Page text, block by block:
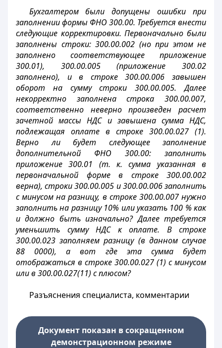
Бухгалтером были допущены ошибки при
заполнении формы ФНО 300.00. Требуется внести
следующие корректировки. Первоначально были
заполнены строки: 300.00.002 (но при этом не
заполнено соответствующее приложение
300.01), 300.00.005 (приложение 300.02
заполнено), и в строке 300.00.006 завышен
оборот на сумму строки 300.00.005. Далее
некорректно заполнена строка 300.00.007,
соответственно неверно произведен расчет
зачетной массы НДС и завышена сумма НДС,
подлежащая оплате в строке 300.00.027 (1).
Верно ли будет следующее заполнение
дополнительной ФНО 300.00: заполнить
приложение 300.01 (т. к. сумма указанная в
первоначальной форме в строке 300.00.002
верна), строки 300.00.005 и 300.00.006 заполнить
с минусом на разницу, в строке 300.00.007 нужно
заполнить на разницу 10% или указать 100 % как
и должно быть изначально? Далее требуется
уменьшить сумму НДС к оплате. В строке
300.00.023 заполняем разницу (в данном случае
88 0000), а вот где эта сумма будет
отображаться в строке 300.00.027 (1) с минусом
или в 300.00.027(11) с плюсом?
Разъяснения специалиста, комментарии
Документ показан в сокращенном
демонстрационном режиме